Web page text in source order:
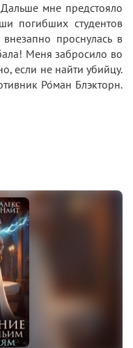
мне предстояло
погибших студентов
проснулась в
Меня забросило во
если не найти убийцу.
Ро́ман Блэкторн.